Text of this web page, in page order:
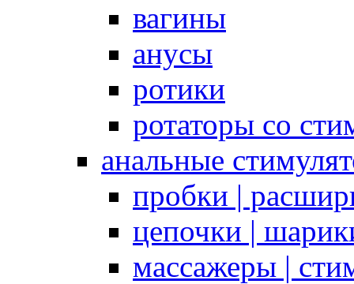
вагины
анусы
ротики
ротаторы со
анальные
пробки |
цепочки |
массажеры |